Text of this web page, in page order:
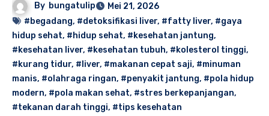
By bungatulip
Mei 21, 2026
#begadang, #detoksifikasi liver, #fatty liver, #gaya
hidup sehat, #hidup sehat, #kesehatan jantung,
#kesehatan liver, #kesehatan tubuh, #kolesterol tinggi,
#kurang tidur, #liver, #makanan cepat saji, #minuman
manis, #olahraga ringan, #penyakit jantung, #pola hidup
modern, #pola makan sehat, #stres berkepanjangan,
#tekanan darah tinggi, #tips kesehatan